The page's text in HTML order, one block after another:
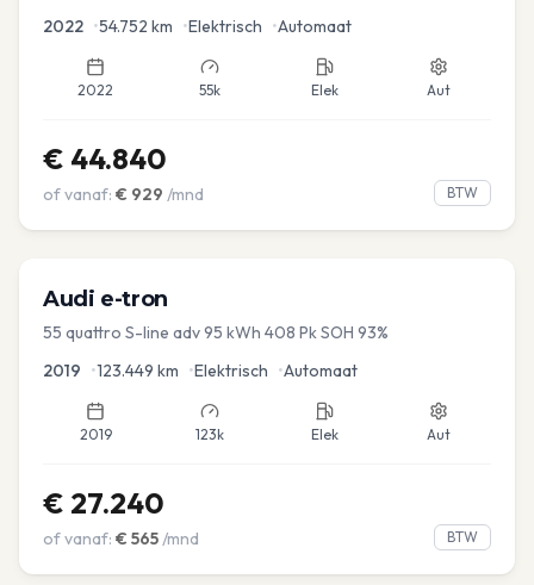
2022 •54.752 km •Elektrisch •Automaat
2022 55k Elek Aut
€ 44.840
of vanaf: € 929 /mnd BTW
Audi e-tron
55 quattro S-line adv 95 kWh 408 Pk SOH 93%
2019 •123.449 km •Elektrisch •Automaat
2019 123k Elek Aut
€ 27.240
of vanaf: € 565 /mnd BTW